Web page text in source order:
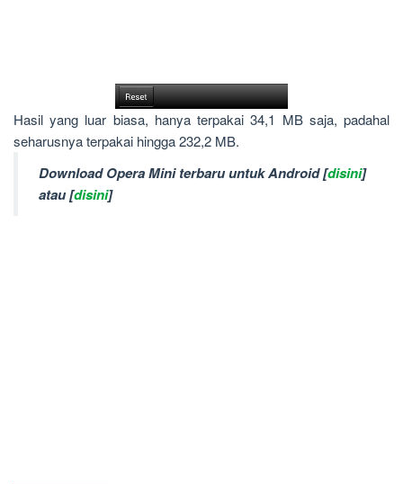
Hasil yang luar biasa, hanya terpakai 34,1 MB saja, padahal
seharusnya terpakai hingga 232,2 MB.
Download Opera Mini terbaru untuk Android [disini]
atau [disini]